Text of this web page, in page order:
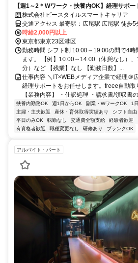
【週1～2＊Wワーク・扶養内OK】経理サポ
ト運営企業＜時給2000円＞
株式会社ビースタイルスマートキャリア
交通アクセス 最寄駅：広尾駅 広尾駅 徒
時給2,000円以上
東京都東京23区港区
勤務時間 シフト制 10:00～19:00の間で4時
ます。 【例】10:00～14:00（休憩なし）
分）など 【残業】なし 【勤務日数】...
仕事内容 ＼IT×WEBメディア企業で経理＠
経理サポートをお任せします。freee自動取
【業務内容】 ・仕訳処理 ・請求書/領収書
扶養内勤務OK 週1日からOK 副業・WワークOK
1
主婦・主夫歓迎
産休・育休取得実績あり シフト自由
平日のみOK
転勤なし 交通費全額支給 経験者歓迎
有資格者歓迎
職種変更なし 研修あり ブランクOK
アルバイト・パート